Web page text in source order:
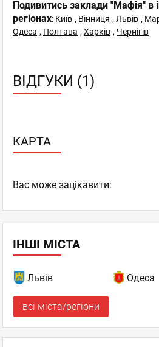
Подивитись заклади "Мафія" в
регіонах: Київ , Вінниця , Львів ,
Одеса , Полтава , Харків , Чернігів
ВІДГУКИ (1)
КАРТА
Вас може зацікавити:
ІНШІ МІСТА
Львів Одеса
всі міста/регіони